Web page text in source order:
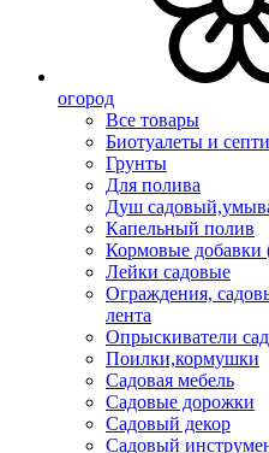
огород
Все товары
Биотуалеты и
Грунты
Для полива
Душ
Капельный полив
Кормовые
Лейки садовые
Ограждения,
лента
Опрыскиватели
Поилки,кормушки
Садовая мебель
Садовые дорожки
Садовый декор
Садовый